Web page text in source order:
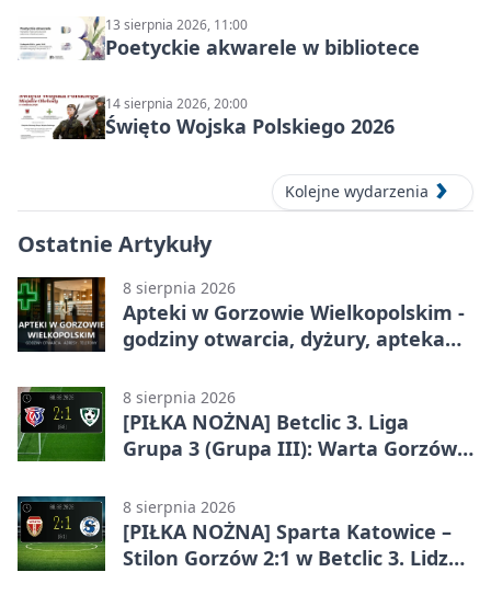
13 sierpnia 2026, 11:00
Poetyckie akwarele w bibliotece
14 sierpnia 2026, 20:00
Święto Wojska Polskiego 2026
Kolejne wydarzenia
Ostatnie Artykuły
8 sierpnia 2026
Apteki w Gorzowie Wielkopolskim -
godziny otwarcia, dyżury, apteka
8 sierpnia 2026
[PIŁKA NOŻNA] Betclic 3. Liga
Grupa 3 (Grupa III): Warta Gorzów
8 sierpnia 2026
[PIŁKA NOŻNA] Sparta Katowice –
Stilon Gorzów 2:1 w Betclic 3. Lidze